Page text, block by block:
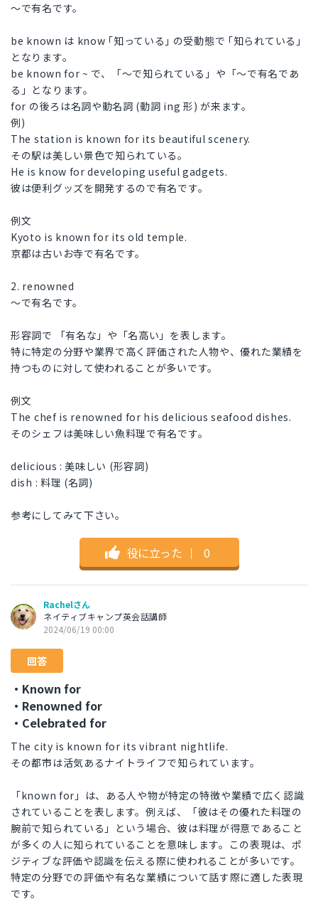
～で有名です。
be known は know ｢知っている｣ の受動態で ｢知られている｣
となります。
be known for ~ で、「～で知られている」や「～で有名であ
る」となります。
for の後ろは名詞や動名詞 (動詞 ing 形) が来ます。
例)
The station is known for its beautiful scenery.
その駅は美しい景色で知られている。
He is know for developing useful gadgets.
彼は便利グッズを開発するので有名です。
例文
Kyoto is known for its old temple.
京都は古いお寺で有名です。
2. renowned
～で有名です。
形容詞で 「有名な」や「名高い」を表します。
特に特定の分野や業界で高く評価された人物や、優れた業績を
持つものに対して使われることが多いです。
例文
The chef is renowned for his delicious seafood dishes.
そのシェフは美味しい魚料理で有名です。
delicious : 美味しい (形容詞)
dish : 料理 (名詞)
参考にしてみて下さい。
役に立った ｜ 0
Rachelさん
ネイティブキャンプ英会話講師
2024/06/19 00:00
回答
・Known for
・Renowned for
・Celebrated for
The city is known for its vibrant nightlife.
その都市は活気あるナイトライフで知られています。
「known for」は、ある人や物が特定の特徴や業績で広く認識
されていることを表します。例えば、「彼はその優れた料理の
腕前で知られている」という場合、彼は料理が得意であること
が多くの人に知られていることを意味します。この表現は、ポ
ジティブな評価や認識を伝える際に使われることが多いです。
特定の分野での評価や有名な業績について話す際に適した表現
です。